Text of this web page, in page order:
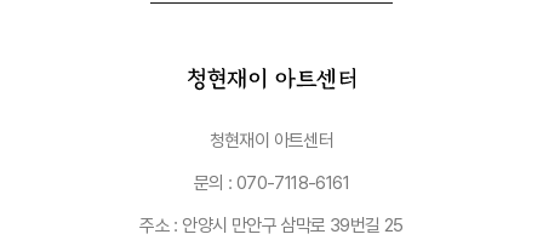
청현재이 아트센터
문의 : 070-7118-6161
주소 : 안양시 만안구 삼막로 39번길 25